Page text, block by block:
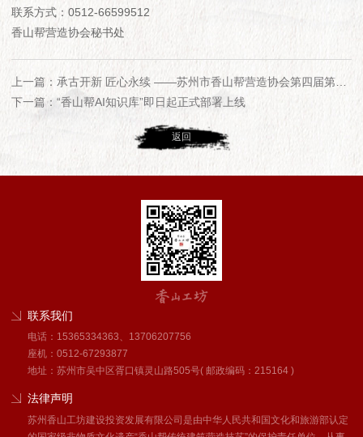
联系方式：0512-66599512
香山帮营造协会秘书处
上一篇：承古开新 匠心永续 ——苏州市香山帮营造协会第四届第二次年会...
下一篇：“香山帮AI知识库”即日起正式部署上线
返回
联系我们
电话：15365334363、13706207756
座机：0512-67293877
地址：苏州市吴中区胥口镇灵山路505号( 邮政编码：215164 )
法律声明
苏州香山工坊建设投资发展有限公司是由中华人民共和国文化和旅游部认定